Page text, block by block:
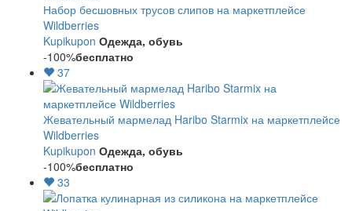
Набор бесшовных трусов слипов на маркетплейсе
Wildberries
Kupikupon Одежда, обувь
-100%бесплатно
37
Жевательный мармелад Haribo Starmix на маркетплейсе
Wildberries
Kupikupon Одежда, обувь
-100%бесплатно
33